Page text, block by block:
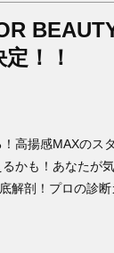
！！
高揚感MAXのス
かも！あなたが
解剖！プロの診断